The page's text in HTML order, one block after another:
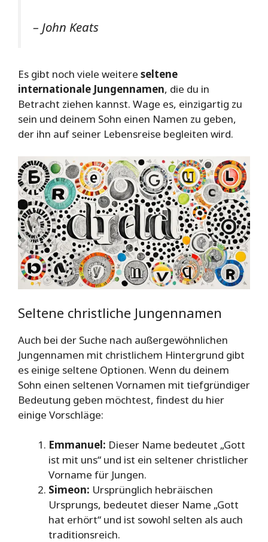
– John Keats
Es gibt noch viele weitere seltene
internationale Jungennamen, die du in
Betracht ziehen kannst. Wage es, einzigartig zu
sein und deinem Sohn einen Namen zu geben,
der ihn auf seiner Lebensreise begleiten wird.
Seltene christliche Jungennamen
Auch bei der Suche nach außergewöhnlichen
Jungennamen mit christlichem Hintergrund gibt
es einige seltene Optionen. Wenn du deinem
Sohn einen seltenen Vornamen mit tiefgründiger
Bedeutung geben möchtest, findest du hier
einige Vorschläge:
Emmanuel: Dieser Name bedeutet „Gott
ist mit uns“ und ist ein seltener christlicher
Vorname für Jungen.
Simeon: Ursprünglich hebräischen
Ursprungs, bedeutet dieser Name „Gott
hat erhört“ und ist sowohl selten als auch
traditionsreich.